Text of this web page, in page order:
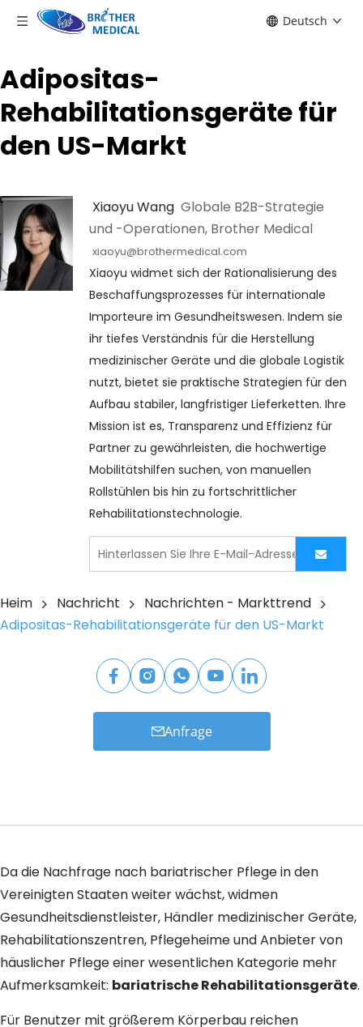
Deutsch
Adipositas-
Rehabilitationsgeräte für
den US-Markt
Xiaoyu Wang Globale B2B-Strategie
und -Operationen, Brother Medical
xiaoyu@brothermedical.com
Xiaoyu widmet sich der Rationalisierung des
Beschaffungsprozesses für internationale
Importeure im Gesundheitswesen. Indem sie
ihr tiefes Verständnis für die Herstellung
medizinischer Geräte und die globale Logistik
nutzt, bietet sie praktische Strategien für den
Aufbau stabiler, langfristiger Lieferketten. Ihre
Mission ist es, Transparenz und Effizienz für
Partner zu gewährleisten, die hochwertige
Mobilitätshilfen suchen, von manuellen
Rollstühlen bis hin zu fortschrittlicher
Rehabilitationstechnologie.
Heim Nachricht
Nachrichten - Markttrend
Adipositas-Rehabilitationsgeräte für den US-Markt
Anfrage
Da die Nachfrage nach bariatrischer Pflege in den
Vereinigten Staaten weiter wächst, widmen
Gesundheitsdienstleister, Händler medizinischer Geräte,
Rehabilitationszentren, Pflegeheime und Anbieter von
häuslicher Pflege einer wesentlichen Kategorie mehr
Aufmerksamkeit: bariatrische Rehabilitationsgeräte.
Für Benutzer mit größerem Körperbau reichen